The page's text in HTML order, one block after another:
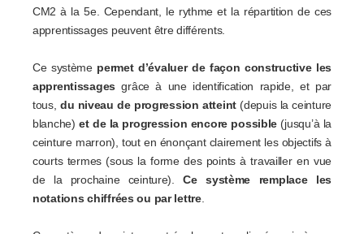
CM2 à la 5e. Cependant, le rythme et la répartition de ces
apprentissages peuvent être différents.
Ce système permet d’évaluer de façon constructive les
apprentissages grâce à une identification rapide, et par
tous, du niveau de progression atteint (depuis la ceinture
blanche)et de la progression encore possible (jusqu’à la
ceinture marron), tout en énonçant clairement les objectifs à
courts termes (sous la forme des points à travailler en vue
de la prochaine ceinture).Ce système remplace les
notations chiffrées ou par lettre.